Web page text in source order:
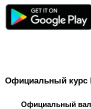
Официальный курс
Официальный